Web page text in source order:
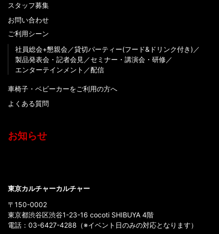
スタッフ募集
お問い合わせ
ご利用シーン
社員総会+懇親会
貸切パーティー(フード&ドリンク付き)
製品発表会・記者会見
セミナー・講演会・研修
エンターテインメント
配信
車椅子・ベビーカーをご利用の方へ
よくある質問
お知らせ
東京カルチャーカルチャー
〒150-0002
東京都渋谷区渋谷1-23-16 cocoti SHIBUYA 4階
電話： 03-6427-4288 （※イベント日のみの対応となります）